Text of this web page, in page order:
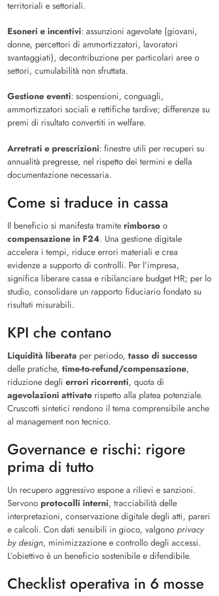
territoriali e settoriali.
Esoneri e incentivi: assunzioni agevolate (giovani,
donne, percettori di ammortizzatori, lavoratori
svantaggiati), decontribuzione per particolari aree o
settori, cumulabilità non sfruttata.
Gestione eventi: sospensioni, conguagli,
ammortizzatori sociali e rettifiche tardive; differenze su
premi di risultato convertiti in welfare.
Arretrati e prescrizioni: finestre utili per recuperi su
annualità pregresse, nel rispetto dei termini e della
documentazione necessaria.
Come si traduce in cassa
Il beneficio si manifesta tramite rimborso o
compensazione in F24. Una gestione digitale
accelera i tempi, riduce errori materiali e crea
evidenze a supporto di controlli. Per l’impresa,
significa liberare cassa e ribilanciare budget HR; per lo
studio, consolidare un rapporto fiduciario fondato su
risultati misurabili.
KPI che contano
Liquidità liberata per periodo, tasso di successo
delle pratiche, time-to-refund/compensazione,
riduzione degli errori ricorrenti, quota di
agevolazioni attivate rispetto alla platea potenziale.
Cruscotti sintetici rendono il tema comprensibile anche
al management non tecnico.
Governance e rischi: rigore
prima di tutto
Un recupero aggressivo espone a rilievi e sanzioni.
Servono protocolli interni, tracciabilità delle
interpretazioni, conservazione digitale degli atti, pareri
e calcoli. Con dati sensibili in gioco, valgonoprivacy
by design, minimizzazione e controllo degli accessi.
L’obiettivo è un beneficio sostenibile e difendibile.
Checklist operativa in 6 mosse